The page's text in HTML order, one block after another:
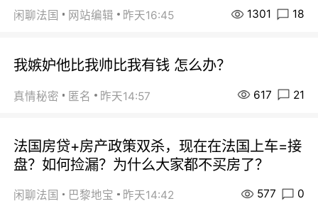
闲聊法国 网站编辑 昨天16:45 1301 18
我嫉妒他比我帅比我有钱 怎么办？
真情秘密 匿名 昨天14:57 617 21
法国房贷+房产政策双杀，现在在法国上车=接
盘？如何捡漏？为什么大家都不买房了？
闲聊法国 巴黎地宝 昨天14:42 577 0